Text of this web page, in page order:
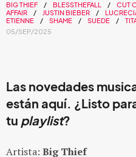
BIG THIEF BLESSTHEFALL CUT
AFFAIR
JUSTIN BIEBER
ETIENNE
SHAME SUEDE
05/SEP/2025
Las novedades
están aquí. ¿Listo
tu playlist?
Artista: Big Thief